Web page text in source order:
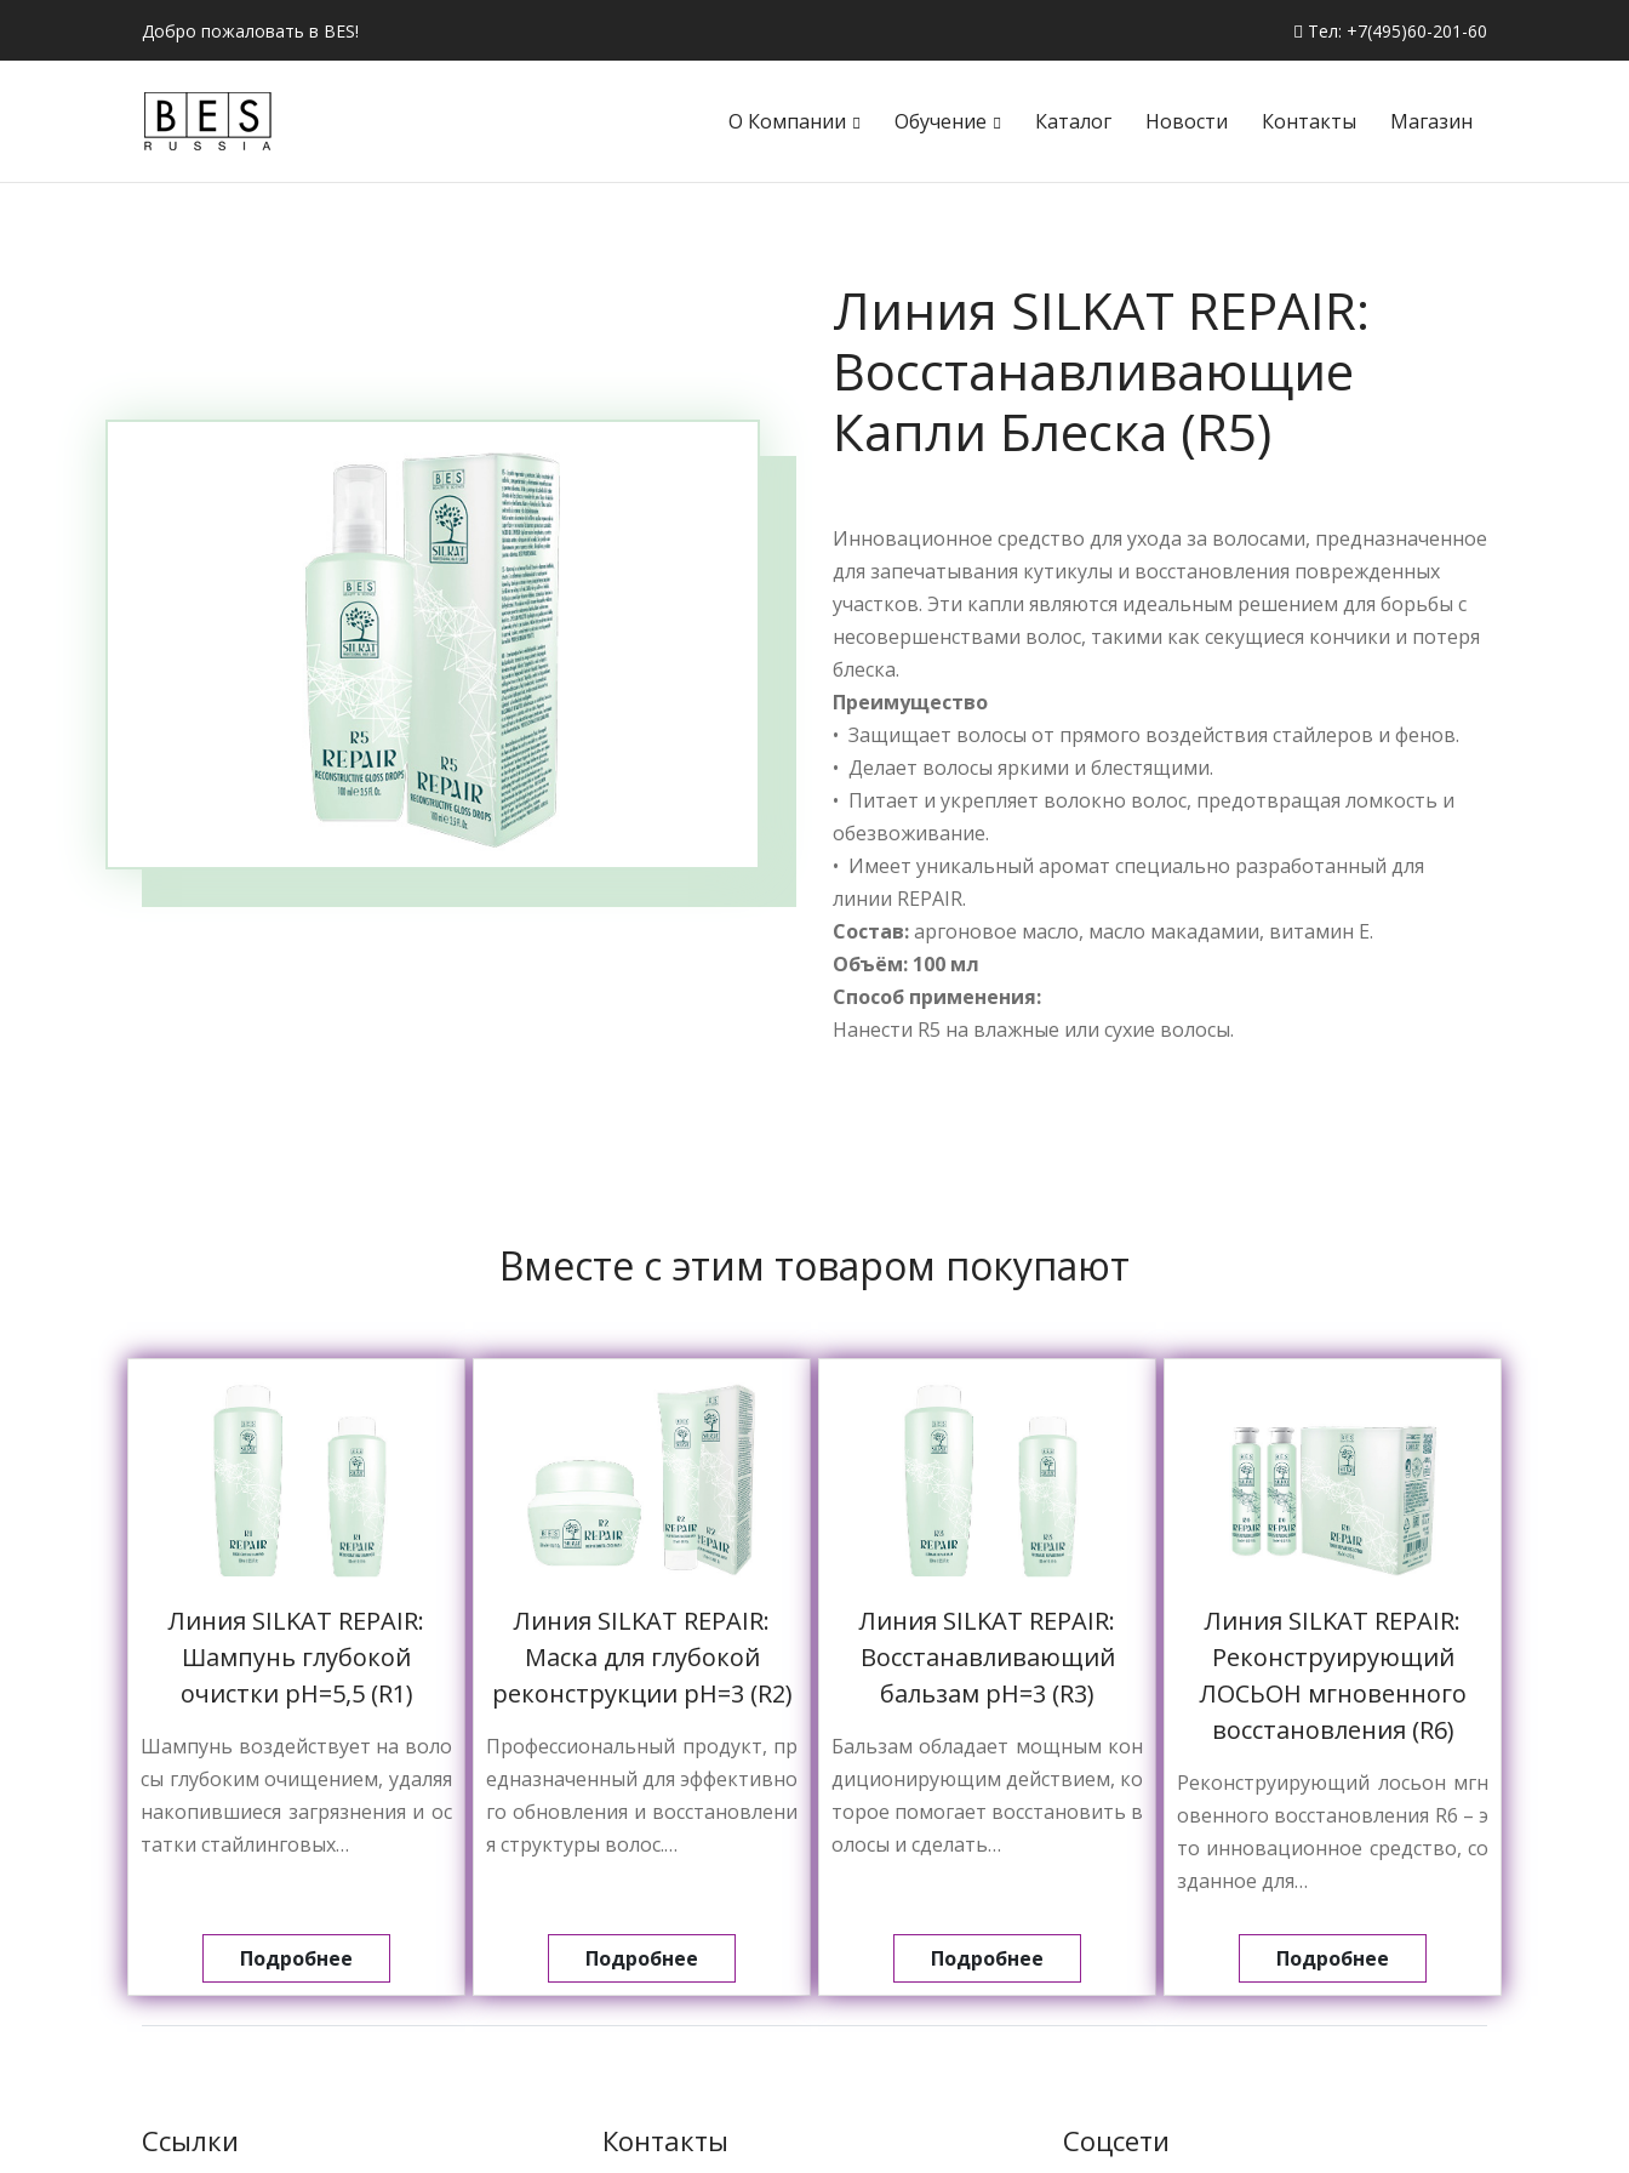
Добро пожаловать в BES! Тел: +7(495)60-201-60
О Компании Обучение Каталог Новости Контакты Магазин
Линия SILKAT REPAIR:
Восстанавливающие
Капли Блеска (R5)
Инновационное средство для ухода за волосами, предназначенное
для запечатывания кутикулы и восстановления поврежденных
участков. Эти капли являются идеальным решением для борьбы с
несовершенствами волос, такими как секущиеся кончики и потеря
блеска.
Преимущество
• Защищает волосы от прямого воздействия стайлеров и фенов.
• Делает волосы яркими и блестящими.
• Питает и укрепляет волокно волос, предотвращая ломкость и
обезвоживание.
• Имеет уникальный аромат специально разработанный для
линии REPAIR.
Состав:аргоновое масло, масло макадамии, витамин Е.
Объём: 100 мл
Способ применения:
Нанести R5 на влажные или сухие волосы.
Вместе с этим товаром покупают
Линия SILKAT REPAIR:
Шампунь глубокой
очистки pH=5,5 (R1)
Шампунь воздействует на воло
сы глубоким очищением, удаляя
накопившиеся загрязнения и ос
татки стайлинговых…
Подробнее
Линия SILKAT REPAIR:
Маска для глубокой
реконструкции pH=3 (R2)
Профессиональный продукт, пр
едназначенный для эффективно
го обновления и восстановлени
я структуры волос.…
Подробнее
Линия SILKAT REPAIR:
Восстанавливающий
бальзам pH=3 (R3)
Бальзам обладает мощным кон
диционирующим действием, ко
торое помогает восстановить в
олосы и сделать…
Подробнее
Линия SILKAT REPAIR:
Реконструирующий
ЛОСЬОН мгновенного
восстановления (R6)
Реконструирующий лосьон мгн
овенного восстановления R6 – э
то инновационное средство, со
зданное для…
Подробнее
Ссылки Контакты Соцсети